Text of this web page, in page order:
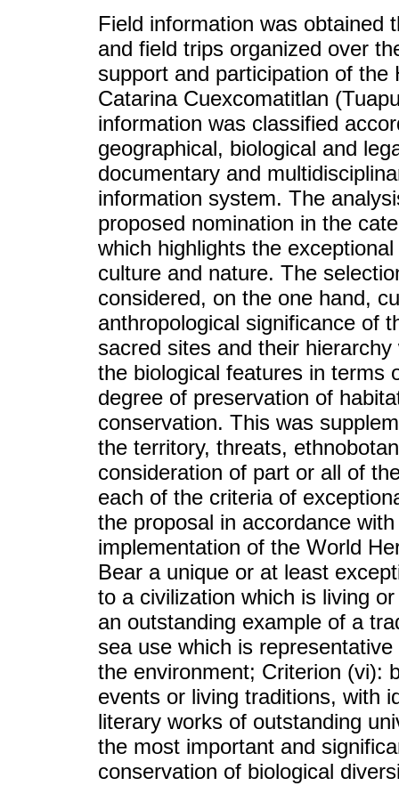
Field information was obtained
and field trips organized over
support and participation of
Catarina Cuexcomatitlan
information was classified
geographical, biological and
documentary and
information system. The
proposed nomination in the
which highlights the
culture and nature. The
considered, on the one hand,
anthropological significance of
sacred sites and their
the biological features in terms
degree of preservation of
conservation. This was
the territory, threats,
consideration of part or all of
each of the criteria of
the proposal in accordance
implementation of the World
Bear a unique or at least
to a civilization which is living
an outstanding example of a
sea use which is
the environment; Criterion (vi):
events or living traditions, with
literary works of outstanding
the most important and
conservation of biological